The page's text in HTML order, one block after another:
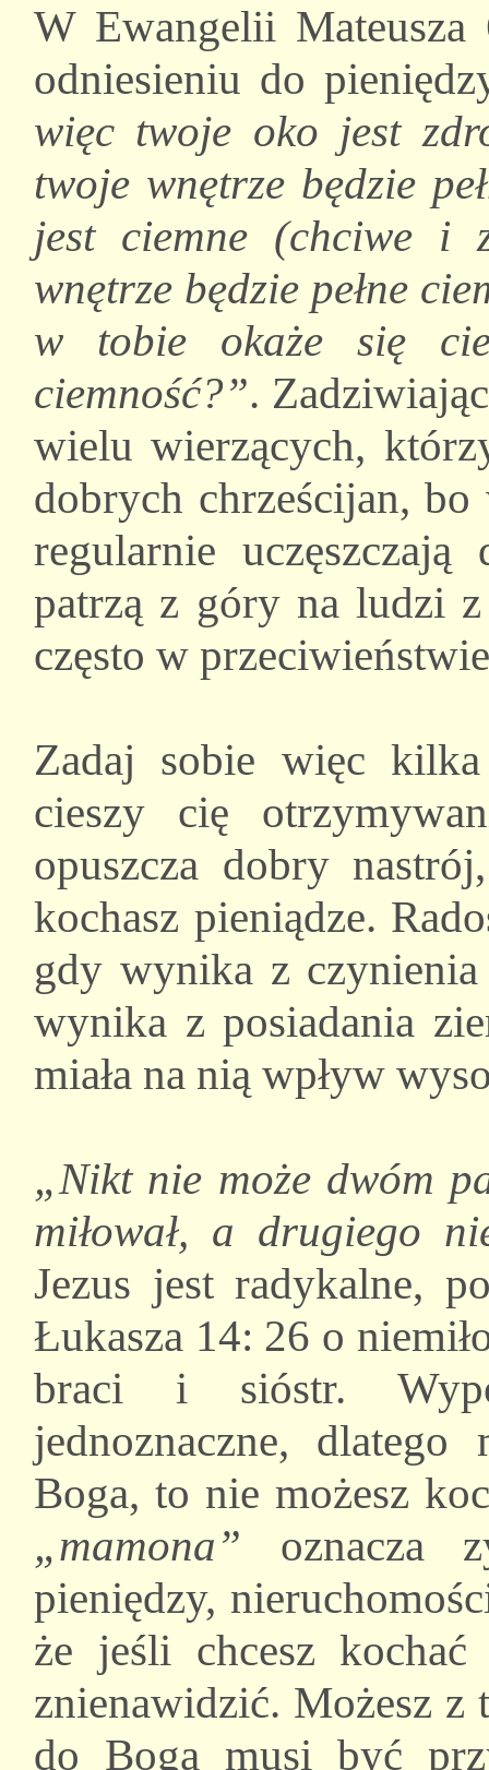
W Ewangelii
odniesieniu do
więc twoje oko jest
twoje wnętrze będzie
jest ciemne (chciwe i
wnętrze będzie pełne
w tobie okaże się
ciemność?”.
wielu wierzących,
dobrych chrześcijan,
regularnie
patrzą z góry na ludzi
często w
Zadaj sobie więc
cieszy cię
opuszcza dobry
kochasz pieniądze.
gdy wynika z
wynika z posiadania
miała na nią wpływ
„Nikt nie może dwóm
miłował, a drugiego
Jezus jest radykalne,
Łukasza 14: 26 o
braci i sióstr.
jednoznaczne,
Boga, to nie możesz
„mamona” oznacza
pieniędzy,
że jeśli chcesz
znienawidzić. Możesz z
do Boga musi być